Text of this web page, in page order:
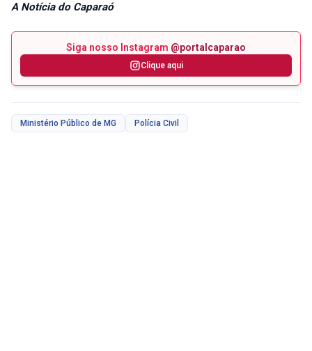
A Notícia do Caparaó
Siga nosso Instagram @portalcaparao
Clique aqui
Ministério Público de MG Polícia Civil